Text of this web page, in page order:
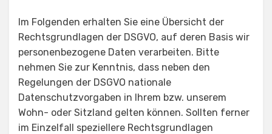
Im Folgenden erhalten Sie eine Übersicht der
Rechtsgrundlagen der DSGVO, auf deren Basis wir
personenbezogene Daten verarbeiten. Bitte
nehmen Sie zur Kenntnis, dass neben den
Regelungen der DSGVO nationale
Datenschutzvorgaben in Ihrem bzw. unserem
Wohn- oder Sitzland gelten können. Sollten ferner
im Einzelfall speziellere Rechtsgrundlagen